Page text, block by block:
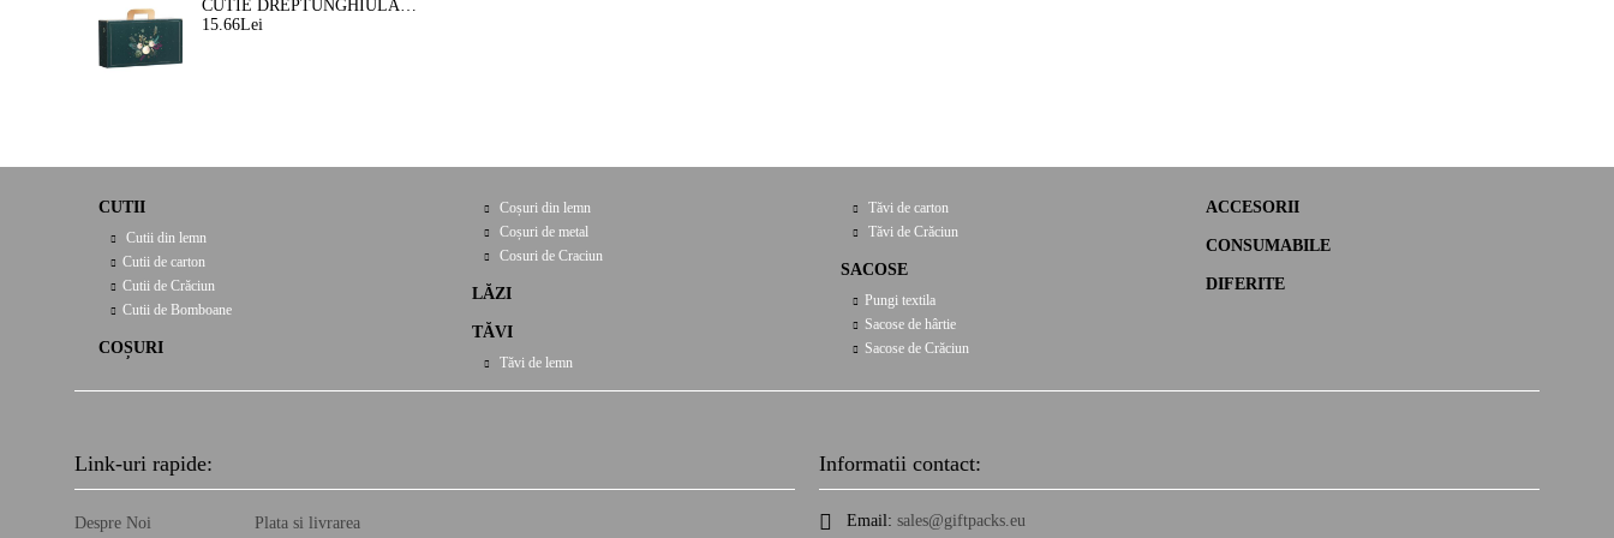
CUTIE DREPTUNGHIULARA DIN CARTON TIP "VALIZA" NATURA FERMEATA VERDE/AURIE, 33,0 X 18,5 X 9,5 CM, CV053P
15.66Lei
CUTII
Cutii din lemn
Cutii de carton
Cutii de Crăciun
Cutii de Bomboane
COȘURI
Coșuri din lemn
Coșuri de metal
Cosuri de Craciun
LĂZI
TĂVI
Tăvi de lemn
Tăvi de carton
Tăvi de Crăciun
SACOSE
Pungi textila
Sacose de hârtie
Sacose de Crăciun
ACCESORII
CONSUMABILE
DIFERITE
Link-uri rapide:
Despre Noi Plata si livrarea
Informatii contact:
Email: sales@giftpacks.eu